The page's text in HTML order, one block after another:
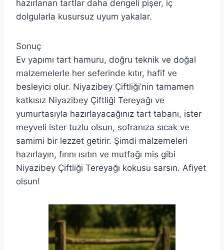
hazırlanan tartlar daha dengeli pişer, iç
dolgularla kusursuz uyum yakalar.
Sonuç
Ev yapımı tart hamuru, doğru teknik ve doğal
malzemelerle her seferinde kıtır, hafif ve
besleyici olur. Niyazibey Çiftliği’nin tamamen
katkısız Niyazibey Çiftliği Tereyağı ve
yumurtasıyla hazırlayacağınız tart tabanı, ister
meyveli ister tuzlu olsun, sofranıza sıcak ve
samimi bir lezzet getirir. Şimdi malzemeleri
hazırlayın, fırını ısıtın ve mutfağı mis gibi
Niyazibey Çiftliği Tereyağı kokusu sarsın. Afiyet
olsun!